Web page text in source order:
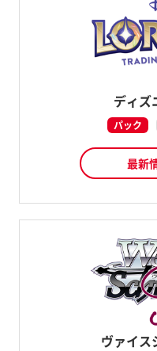
ディズ
パック
最新
ヴァイス